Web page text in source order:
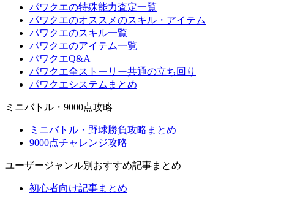
パワクエの特殊能力査定一覧
パワクエのオススメのスキル・アイテム
パワクエのスキル一覧
パワクエのアイテム一覧
パワクエQ&A
パワクエ全ストーリー共通の立ち回り
パワクエシステムまとめ
ミニバトル・9000点攻略
ミニバトル・野球勝負攻略まとめ
9000点チャレンジ攻略
ユーザージャンル別おすすめ記事まとめ
初心者向け記事まとめ